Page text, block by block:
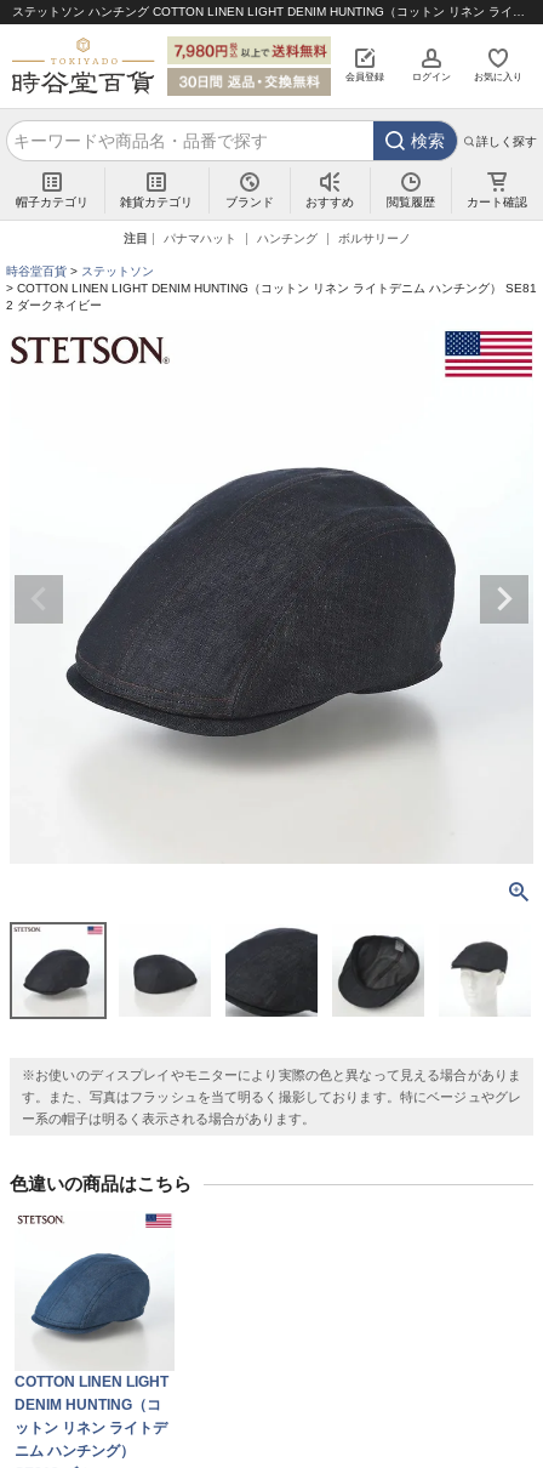
会員登録 ログイン お気に入り
検索 詳しく探す
帽子カテゴリ 雑貨カテゴリ ブランド おすすめ 閲覧履歴 カート確認
注目 パナマハット ハンチング ボルサリーノ
時谷堂百貨
ステットソン
COTTON LINEN LIGHT DENIM HUNTING（コットン リネン ライトデニム ハンチング） SE81
2 ダークネイビー
※お使いのディスプレイやモニターにより実際の色と異なって見える場合がありま
す。また、写真はフラッシュを当て明るく撮影しております。特にベージュやグレ
ー系の帽子は明るく表示される場合があります。
色違いの商品はこちら
COTTON LINEN LIGHT
DENIM HUNTING（コ
ットン リネン ライトデ
ニム ハンチング）